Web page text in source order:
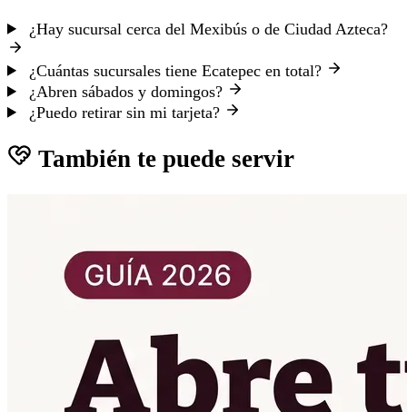
¿Hay sucursal cerca del Mexibús o de Ciudad Azteca?
¿Cuántas sucursales tiene Ecatepec en total?
¿Abren sábados y domingos?
¿Puedo retirar sin mi tarjeta?
También te puede servir